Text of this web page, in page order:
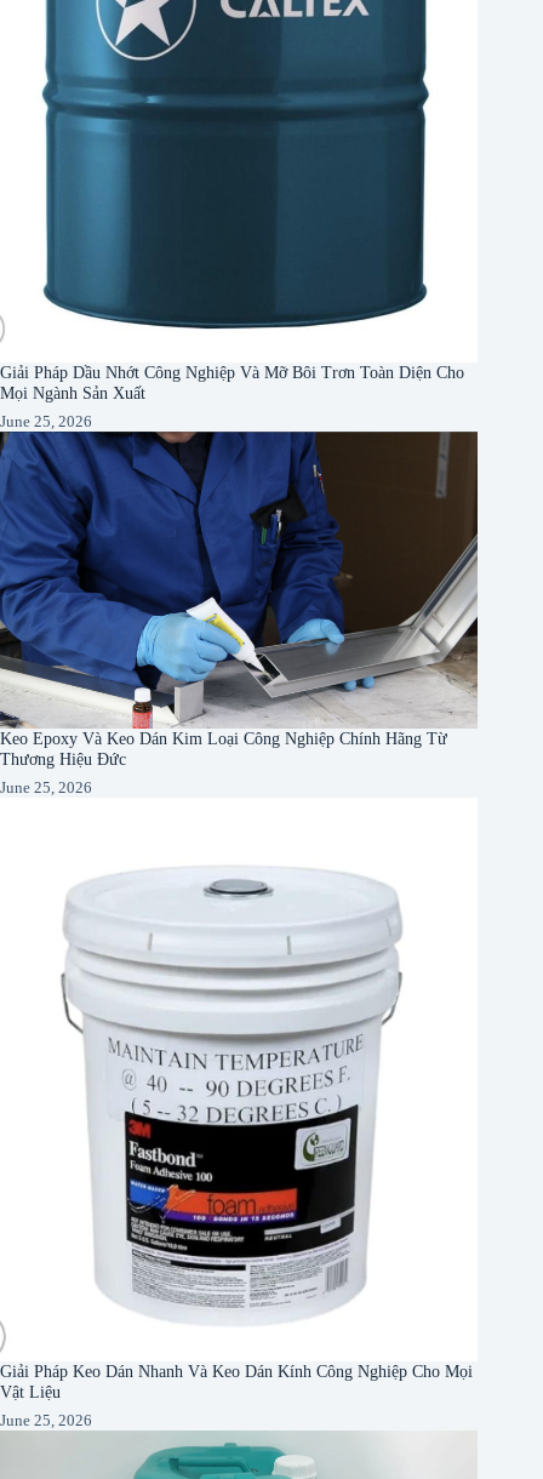
Giải Pháp Dầu Nhớt Công Nghiệp Và Mỡ Bôi Trơn Toàn Diện Cho
Mọi Ngành Sản Xuất
June 25, 2026
Keo Epoxy Và Keo Dán Kim Loại Công Nghiệp Chính Hãng Từ
Thương Hiệu Đức
June 25, 2026
Giải Pháp Keo Dán Nhanh Và Keo Dán Kính Công Nghiệp Cho Mọi
Vật Liệu
June 25, 2026